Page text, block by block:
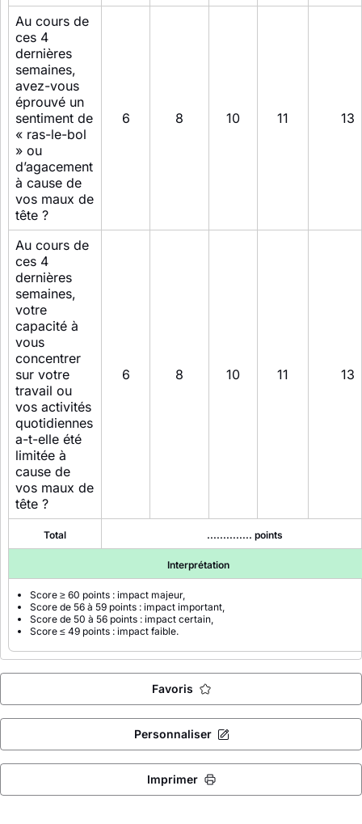
Au cours de
ces 4
dernières
semaines,
avez-vous
éprouvé un
sentiment de
« ras-le-bol
» ou
d’agacement
à cause de
vos maux de
tête ?
6 8 10 11 13
Au cours de
ces 4
dernières
semaines,
votre
capacité à
vous
concentrer
sur votre
travail ou
vos activités
quotidiennes
a-t-elle été
limitée à
cause de
vos maux de
tête ?
6 8 10 11 13
Total .............. points
Interprétation
Score ≥ 60 points : impact majeur,
Score de 56 à 59 points : impact important,
Score de 50 à 56 points : impact certain,
Score ≤ 49 points : impact faible.
Favoris
Personnaliser
Imprimer